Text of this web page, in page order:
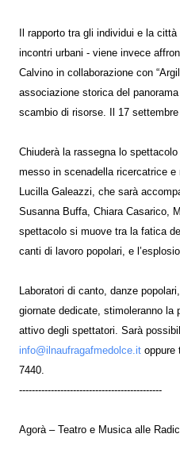
Il rapporto tra gli individui e la
incontri urbani - viene invece
Calvino in collaborazione con
associazione storica del
scambio di risorse. Il 17
Chiuderà la rassegna lo
messo in scenadella ricercatrice
Lucilla Galeazzi, che sarà
Susanna Buffa, Chiara Casarico,
spettacolo si muove tra la fatica
canti di lavoro popolari, e
Laboratori di canto, danze
giornate dedicate, stimoleranno la
attivo degli spettatori. Sarà
info@ilnaufragafmedolce.it oppure
7440.
---------------------------------------------
Agorà – Teatro e Musica alle